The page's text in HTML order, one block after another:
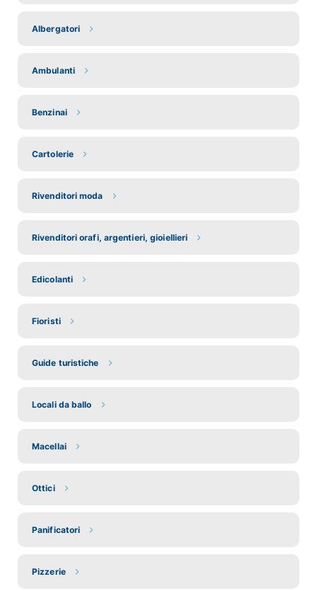
Albergatori
Ambulanti
Benzinai
Cartolerie
Rivenditori moda
Rivenditori orafi, argentieri, gioiellieri
Edicolanti
Fioristi
Guide turistiche
Locali da ballo
Macellai
Ottici
Panificatori
Pizzerie